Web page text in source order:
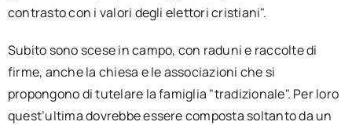
contrasto con i valori degli elettori cristiani".
Subito sono scese in campo, con raduni e raccolte di
firme, anche la chiesa e le associazioni che si
propongono di tutelare la famiglia "tradizionale". Per loro
quest’ultima dovrebbe essere composta soltanto da un